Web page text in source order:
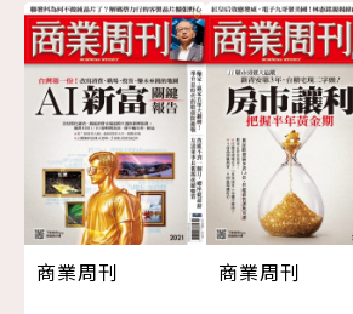
商業周刊
商業周刊